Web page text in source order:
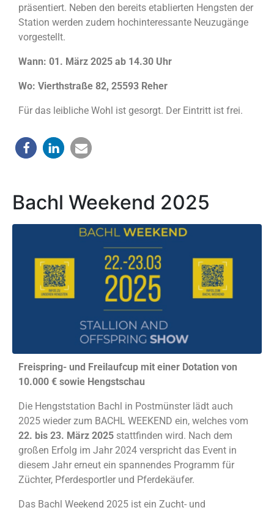
präsentiert. Neben den bereits etablierten Hengsten der
Station werden zudem hochinteressante Neuzugänge
vorgestellt.
Wann: 01. März 2025 ab 14.30 Uhr
Wo: Vierthstraße 82, 25593 Reher
Für das leibliche Wohl ist gesorgt. Der Eintritt ist frei.
Bachl Weekend 2025
Freispring- und Freilaufcup mit einer Dotation von
10.000 € sowie Hengstschau
Die Hengststation Bachl in Postmünster lädt auch
2025 wieder zum BACHL WEEKEND ein, welches vom
22. bis 23. März 2025 stattfinden wird. Nach dem
großen Erfolg im Jahr 2024 verspricht das Event in
diesem Jahr erneut ein spannendes Programm für
Züchter, Pferdesportler und Pferdekäufer.
Das Bachl Weekend 2025 ist ein Zucht- und